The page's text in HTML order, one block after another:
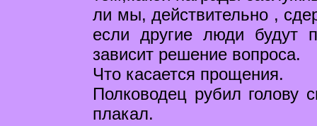
ли мы, действительно ,
если другие люди будут
зависит решение вопроса.
Что касается прощения.
Полководец рубил голову
плакал.